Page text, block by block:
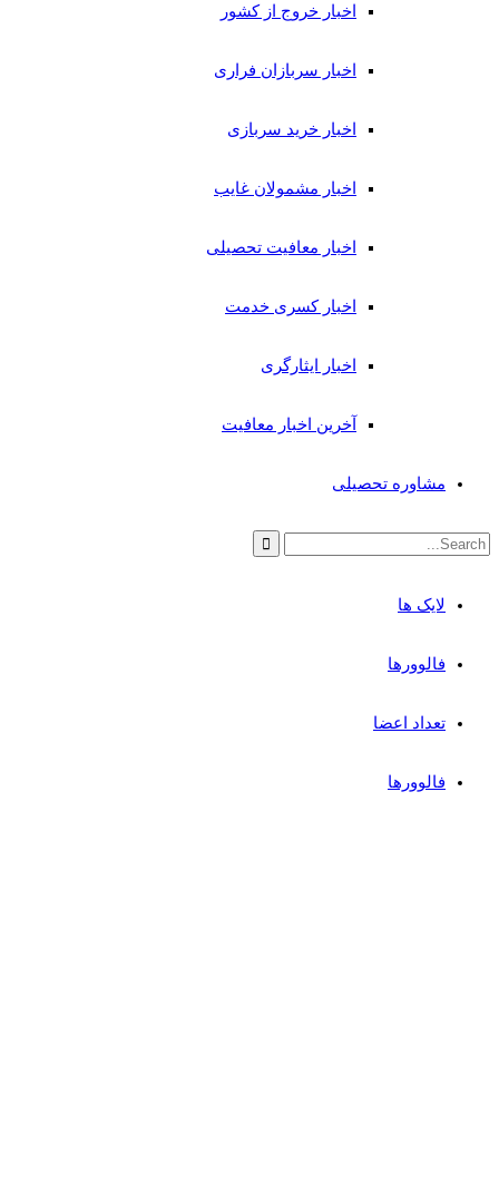
اخبار خروج از کشور
اخبار سربازان فراری
اخبار خرید سربازی
اخبار مشمولان غایب
اخبار معافیت تحصیلی
اخبار کسری خدمت
اخبار ایثارگری
آخرین اخبار معافیت
مشاوره تحصیلی
لایک ها
فالوورها
تعداد اعضا
فالوورها